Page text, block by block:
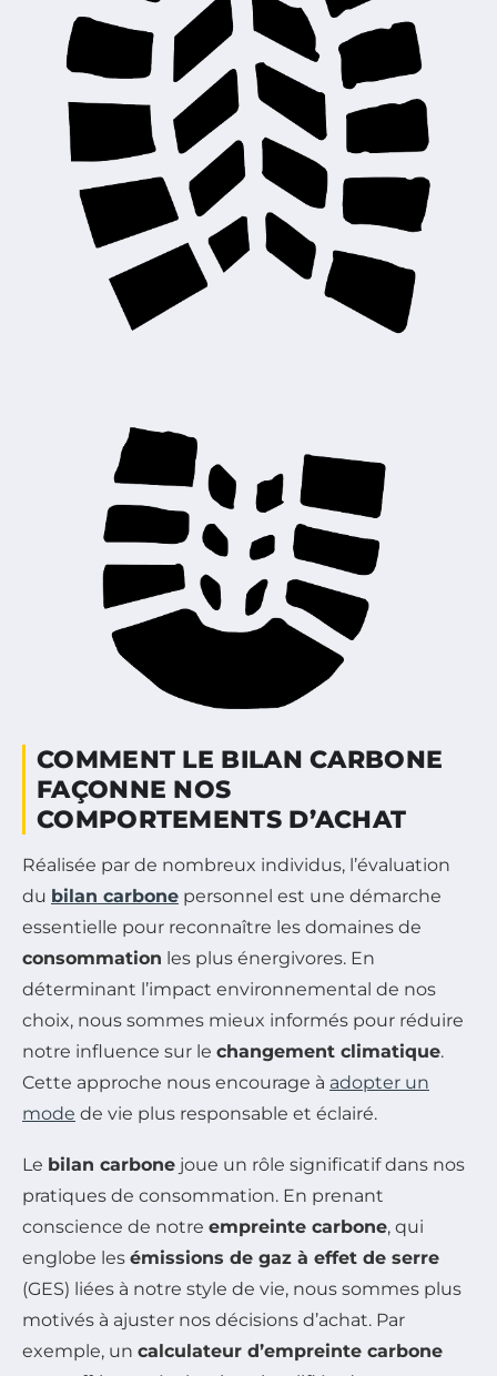
COMMENT LE BILAN CARBONE
FAÇONNE NOS
COMPORTEMENTS D’ACHAT
Réalisée par de nombreux individus, l’évaluation
du bilan carbone personnel est une démarche
essentielle pour reconnaître les domaines de
consommation les plus énergivores. En
déterminant l’impact environnemental de nos
choix, nous sommes mieux informés pour réduire
notre influence sur le changement climatique.
Cette approche nous encourage à adopter un
mode de vie plus responsable et éclairé.
Le bilan carbone joue un rôle significatif dans nos
pratiques de consommation. En prenant
conscience de notre empreinte carbone, qui
englobe les émissions de gaz à effet de serre
(GES) liées à notre style de vie, nous sommes plus
motivés à ajuster nos décisions d’achat. Par
exemple, un calculateur d’empreinte carbone